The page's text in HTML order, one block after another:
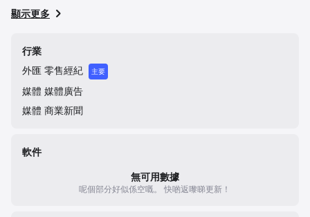
account types for retail traders, focusing on providing
cryptocurrencies with a stated mission of transparency
and client success.
顯示更多
行業
外匯 零售經紀 主要
媒體 媒體廣告
媒體 商業新聞
軟件
無可用數據
呢個部分好似係空嘅。 快啲返嚟睇更新！